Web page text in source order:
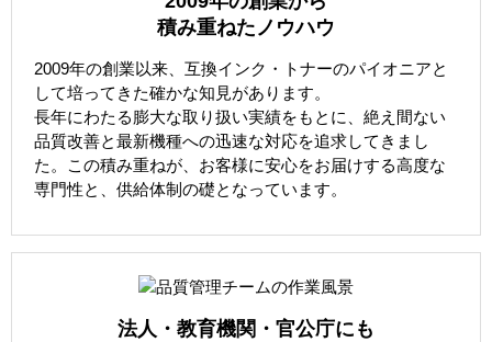
積み重ねたノウハウ
2009年の創業以来、互換インク・トナーのパイオニアと
して培ってきた確かな知見があります。
長年にわたる膨大な取り扱い実績をもとに、絶え間ない
品質改善と最新機種への迅速な対応を追求してきまし
た。この積み重ねが、お客様に安心をお届けする高度な
専門性と、供給体制の礎となっています。
法人・教育機関・官公庁にも